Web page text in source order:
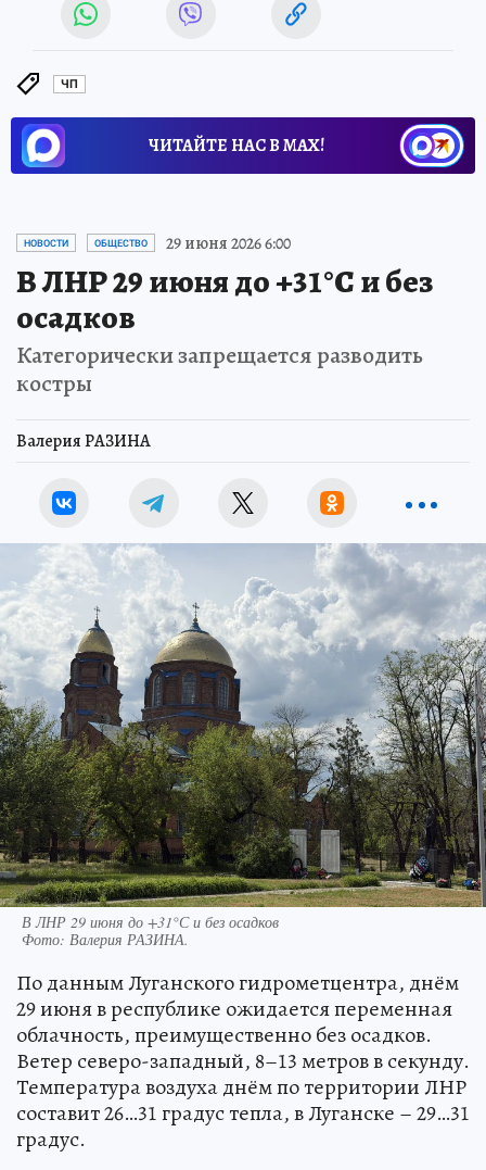
ЧП
ЧИТАЙТЕ НАС В МАХ!
НОВОСТИ ОБЩЕСТВО 29 июня 2026 6:00
В ЛНР 29 июня до +31°С и без
осадков
Категорически запрещается разводить
костры
Валерия РАЗИНА
В ЛНР 29 июня до +31°С и без осадков
Фото: Валерия РАЗИНА.
По данным Луганского гидрометцентра, днём
29 июня в республике ожидается переменная
облачность, преимущественно без осадков.
Ветер северо-западный, 8–13 метров в секунду.
Температура воздуха днём по территории ЛНР
составит 26…31 градус тепла, в Луганске – 29…31
градус.